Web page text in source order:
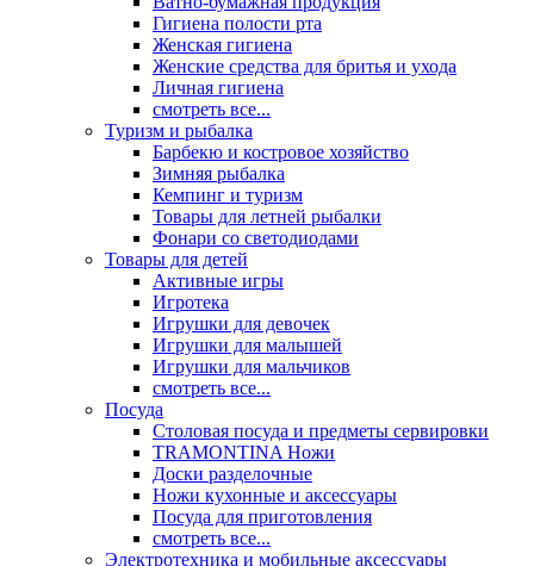
Гигиена полости рта
Женская гигиена
Женские средства для бритья и ухода
Личная гигиена
смотреть все...
Туризм и рыбалка
Барбекю и костровое хозяйство
Зимняя рыбалка
Кемпинг и туризм
Товары для летней рыбалки
Фонари со светодиодами
Товары для детей
Активные игры
Игротека
Игрушки для девочек
Игрушки для малышей
Игрушки для мальчиков
смотреть все...
Посуда
Столовая посуда и предметы сервировки
TRAMONTINA Ножи
Доски разделочные
Ножи кухонные и аксессуары
Посуда для приготовления
смотреть все...
Электротехника и мобильные аксессуары